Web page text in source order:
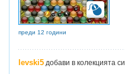
преди 12 години
levski5 добави в колекцията си